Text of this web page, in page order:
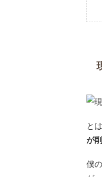
と
が
僕